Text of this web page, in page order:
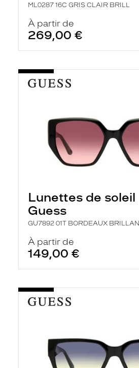
ML0287 16C GRIS CLAIR BRILL
À partir de
269,00 €
Lunettes de soleil
Guess
GU7892 01T BORDEAUX BRILLAN
À partir de
149,00 €